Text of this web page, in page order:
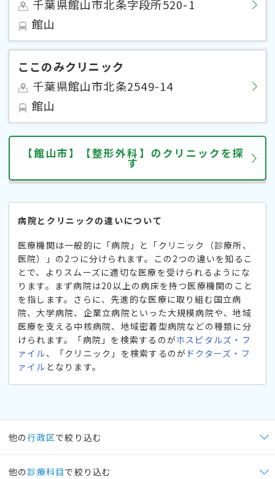
千葉県館山市北条字段所520-1
館山
ここのみクリニック
千葉県館山市北条2549-14
館山
【館山市】【整形外科】のクリニックを探
す
病院とクリニックの違いについて
医療機関は一般的に「病院」と「クリニック（診療所、
医院）」の2つに分けられます。この2つの違いを知るこ
とで、よりスムーズに適切な医療を受けられるようにな
ります。まず病院は20以上の病床を持つ医療機関のこと
を指します。さらに、先進的な医療に取り組む国立病
院、大学病院、企業立病院といった大規模病院や、地域
医療を支える中核病院、地域密着型病院などの種類に分
けられます。「病院」を検索するのがホスピタルズ・フ
ァイル、「クリニック」を検索するのが ドクターズ・フ
ァイル となります。
他の行政区で絞り込む
他の 診療科目で絞り込む